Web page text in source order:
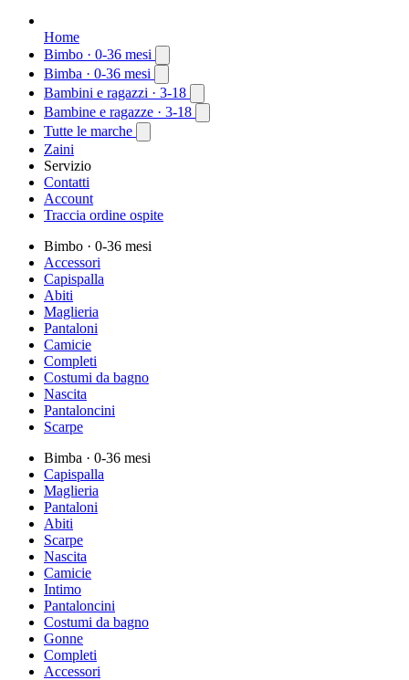
Home
Bimbo · 0-36 mesi
Bimba · 0-36 mesi
Bambini e ragazzi · 3-18
Bambine e ragazze · 3-18
Tutte le marche
Zaini
Servizio
Contatti
Account
Traccia ordine ospite
Bimbo · 0-36 mesi
Accessori
Capispalla
Abiti
Maglieria
Pantaloni
Camicie
Completi
Costumi da bagno
Nascita
Pantaloncini
Scarpe
Bimba · 0-36 mesi
Capispalla
Maglieria
Pantaloni
Abiti
Scarpe
Nascita
Camicie
Intimo
Pantaloncini
Costumi da bagno
Gonne
Completi
Accessori